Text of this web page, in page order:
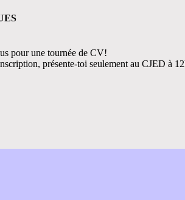
pour une tournée de CV!
présente-toi seulement au CJED à